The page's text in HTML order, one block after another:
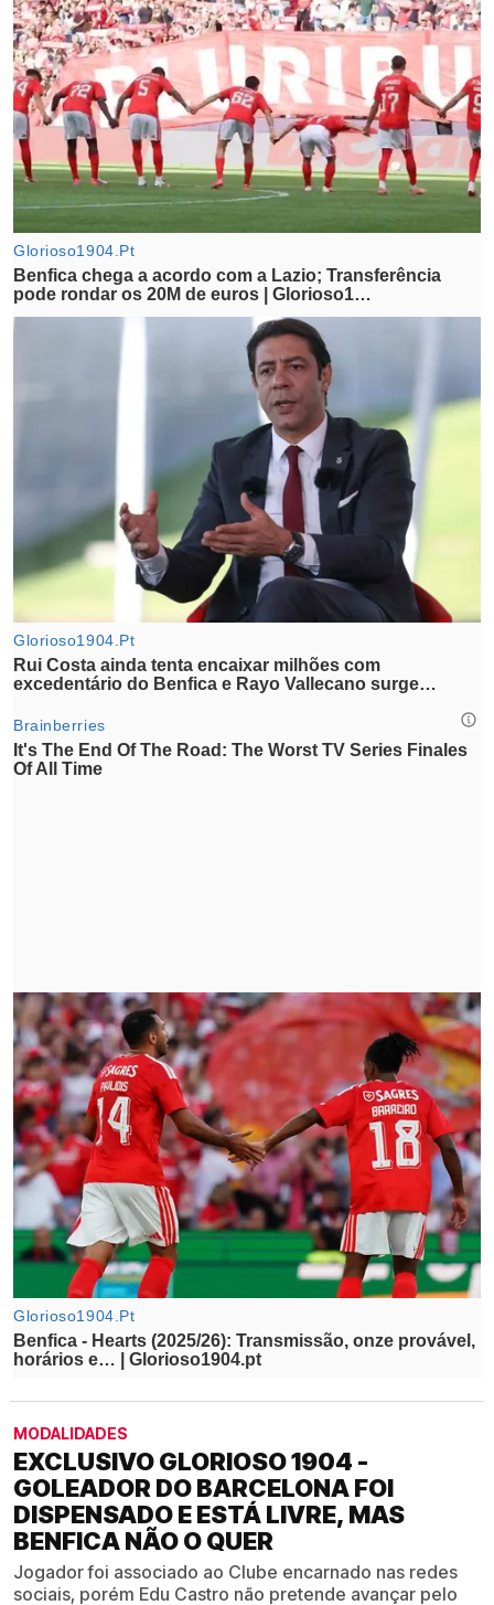
MODALIDADES
EXCLUSIVO GLORIOSO 1904 -
GOLEADOR DO BARCELONA FOI
DISPENSADO E ESTÁ LIVRE, MAS
BENFICA NÃO O QUER
Jogador foi associado ao Clube encarnado nas redes
sociais, porém Edu Castro não pretende avançar pelo